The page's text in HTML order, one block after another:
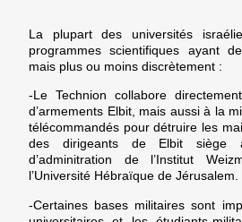
La plupart des universités
programmes scientifiques ayant
mais plus ou moins discrètement :
-Le Technion collabore
d’armements Elbit, mais aussi à la
télécommandés pour détruire les
des dirigeants de Elbit siège
d’adminitration de l’Institut
l’Université Hébraïque de Jérusalem.
-Certaines bases militaires sont